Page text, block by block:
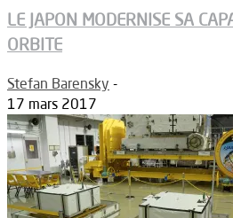
LE JAPON MODERNISE SA
ORBITE
Stefan Barensky -
17 mars 2017